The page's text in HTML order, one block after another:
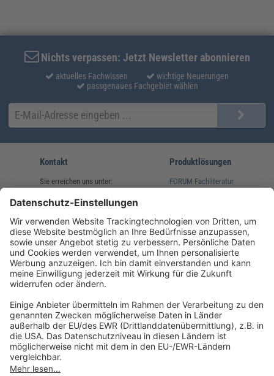
Nichts verpassen: Jetzt Newsletter abonnieren
aktuelles Fachwissen
wichtige Neuerungen
passgenaues Fachgebiet wählen
Kontakt
Sie erreichen uns unter:
(08233) 38 11 23
service@forum-verlag.com
Mo-Do 07:30 - 17:00 Uhr
Fr 07:30 - 15:00 Uhr
Produktlösungen
FORUM Fachliteratur
Folgen Sie uns
Impressum